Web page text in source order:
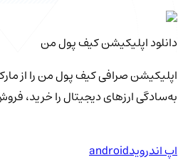
دانلود اپلیکیشن کیف‌ پول من
اپلیکیشن صرافی کیف پول من را از
به‌سادگی ارزهای دیجیتال را خرید،
اپ اندرویدandroid